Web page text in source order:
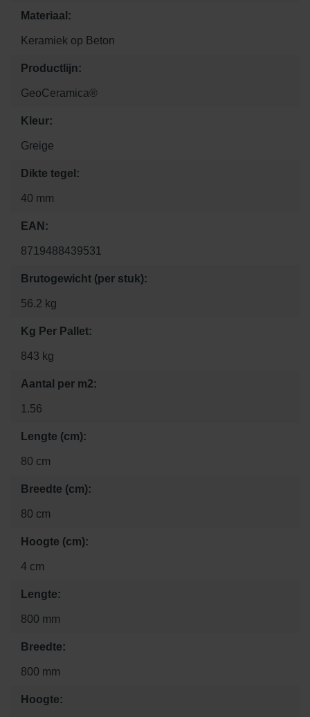
Materiaal:
Keramiek op Beton
Productlijn:
GeoCeramica®
Kleur:
Greige
Dikte tegel:
40 mm
EAN:
8719488439531
Brutogewicht (per stuk):
56.2 kg
Kg Per Pallet:
843 kg
Aantal per m2:
1.56
Lengte (cm):
80 cm
Breedte (cm):
80 cm
Hoogte (cm):
4 cm
Lengte:
800 mm
Breedte:
800 mm
Hoogte: